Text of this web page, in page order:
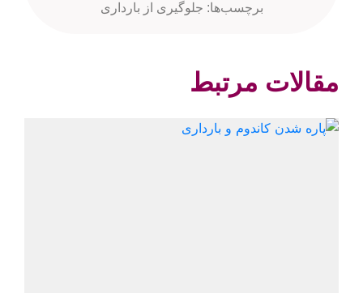
برچسب‌ها: جلوگیری از بارداری
مقالات مرتبط